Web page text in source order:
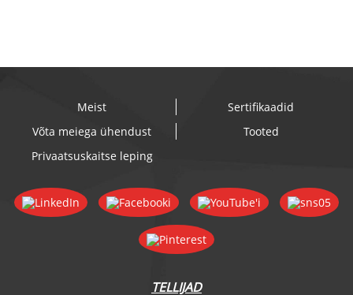
Meist
Sertifikaadid
Võta meiega ühendust
Tooted
Privaatsuskaitse leping
TELLIJAD